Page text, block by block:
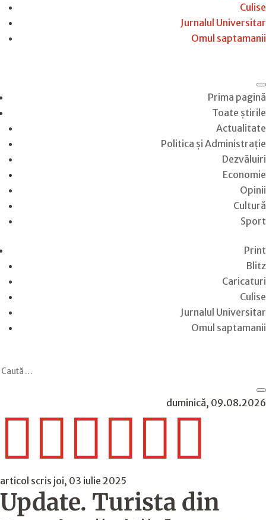
Culise
Jurnalul Universitar
Omul saptamanii
Prima pagină
Toate știrile
Actualitate
Politica și Administrație
Dezvăluiri
Economie
Opinii
Cultură
Sport
Print
Blitz
Caricaturi
Culise
Jurnalul Universitar
Omul saptamanii
duminică, 09.08.2026

articol scris joi, 03 iulie 2025
Update. Turista din